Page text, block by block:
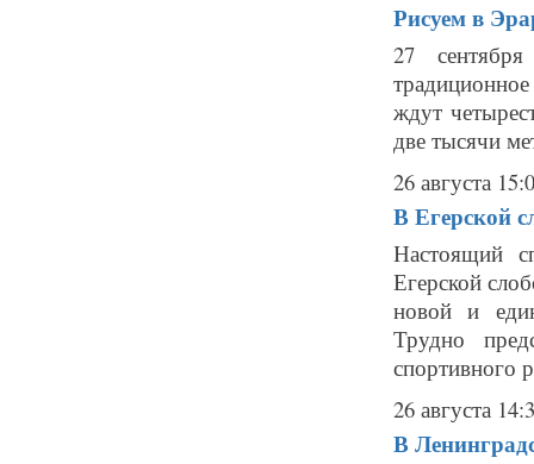
Рисуем в
27
ждут
две тысячи
26 августа
В Егерской
Настоящий
Егерской
новой и
Трудно
спортивного
26 августа
В